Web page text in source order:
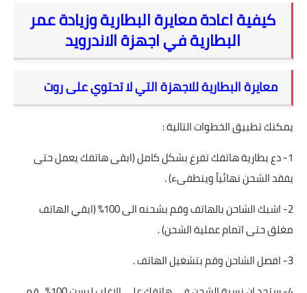
كيفية اعادة معايرة البطارية وزيادة عمر
البطارية في اجهزة الاندرويد
معايرة البطارية للاجهزة التي لا تحتوي على روت
يمكنك تطبيق الخطوات التالية :
1- دع بطارية هاتفك تفرغ بشكل كامل (ابقى هاتفك يعمل حتى
يفقد الشحن نهائياً وينطفىء) .
2- اشبك الشاحن بالهاتف وقم بشحنه الى 100% (ابقي الهاتف
مغلق حتى اتمام عملية الشحن) .
3- افصل الشاحن وقم بتشغيل الهاتف .